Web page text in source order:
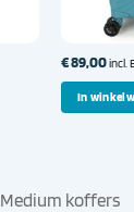
€89,00incl.
In
Medium koffers